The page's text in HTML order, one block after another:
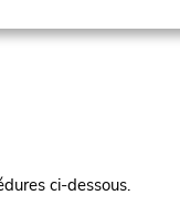
ci-dessous.